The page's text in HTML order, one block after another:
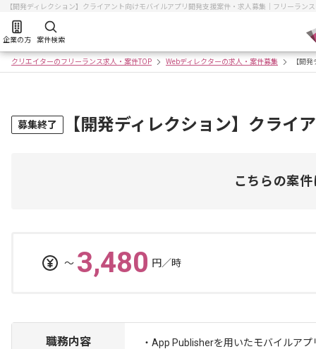
【開発ディレクション】クライアント向けモバイルアプリ開発支援案件・求人募集｜フリーラン
企業の方 案件検索
クリエイターのフリーランス求人・案件TOP Webディレクターの求人・案件募集 【開
募集終了 【開発ディレクション】クライ
こちらの案
〜 3,480 円／時
職務内容
・App Publisherを用いたモバイルア